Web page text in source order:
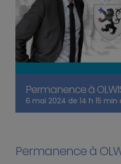
Permanence à
6 mai 2024 de 14 h 15 min
Permanence à